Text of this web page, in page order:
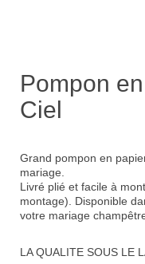
Pompon
Ciel
Grand pompon en
mariage.
Livré plié et facile à
montage). Disponible
votre mariage
LA QUALITE SOUS LE